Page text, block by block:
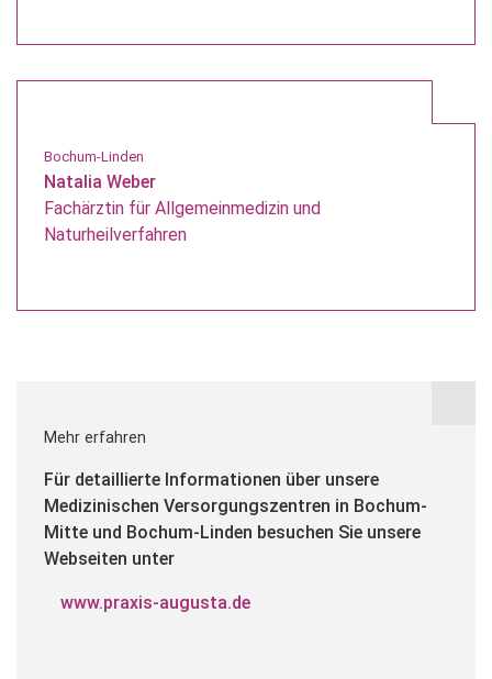
Bochum-Linden
Natalia Weber
Fachärztin für Allgemeinmedizin und
Naturheilverfahren
Mehr erfahren
Für detaillierte Informationen über unsere
Medizinischen Versorgungszentren in Bochum-
Mitte und Bochum-Linden besuchen Sie unsere
Webseiten unter
www.praxis-augusta.de